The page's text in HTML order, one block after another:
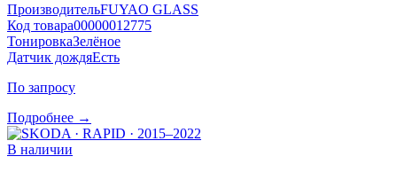
ПроизводительFUYAO GLASS
Код товара00000012775
ТонировкаЗелёное
Датчик дождяЕсть
По запросу
Подробнее →
В наличии